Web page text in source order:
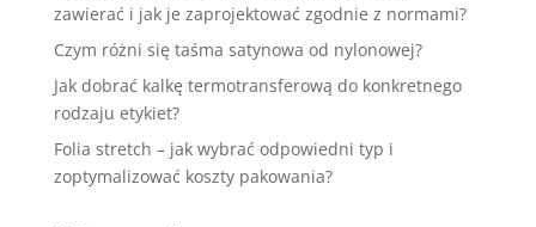
zawierać i jak je zaprojektować zgodnie z normami?
Czym różni się taśma satynowa od nylonowej?
Jak dobrać kalkę termotransferową do konkretnego
rodzaju etykiet?
Folia stretch – jak wybrać odpowiedni typ i
zoptymalizować koszty pakowania?